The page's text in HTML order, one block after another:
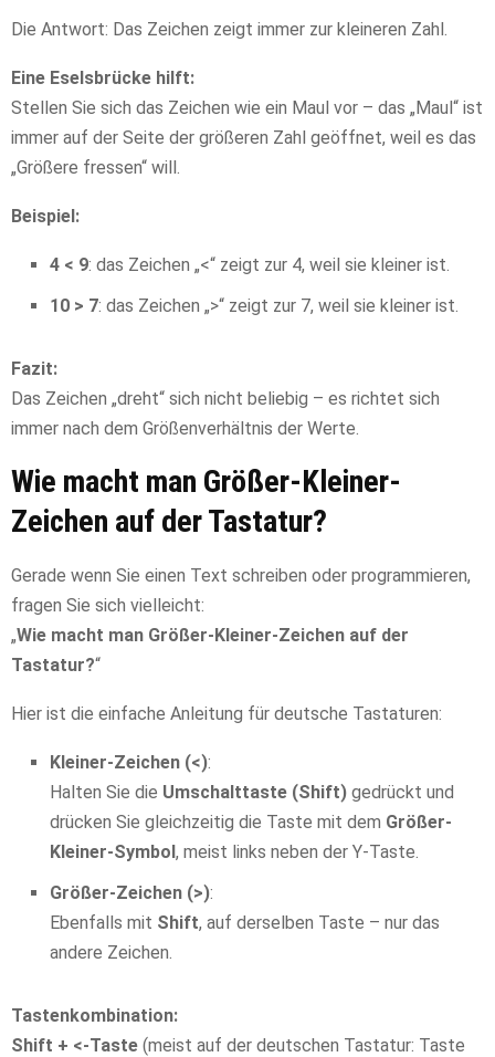
Die Antwort: Das Zeichen zeigt immer zur kleineren Zahl.
Eine Eselsbrücke hilft:
Stellen Sie sich das Zeichen wie ein Maul vor – das „Maul“ ist
immer auf der Seite der größeren Zahl geöffnet, weil es das
„Größere fressen“ will.
Beispiel:
4 < 9: das Zeichen „<“ zeigt zur 4, weil sie kleiner ist.
10 > 7: das Zeichen „>“ zeigt zur 7, weil sie kleiner ist.
Fazit:
Das Zeichen „dreht“ sich nicht beliebig – es richtet sich
immer nach dem Größenverhältnis der Werte.
Wie macht man Größer-Kleiner-
Zeichen auf der Tastatur?
Gerade wenn Sie einen Text schreiben oder programmieren,
fragen Sie sich vielleicht:
„Wie macht man Größer-Kleiner-Zeichen auf der
Tastatur?“
Hier ist die einfache Anleitung für deutsche Tastaturen:
Kleiner-Zeichen (<):
Halten Sie die Umschalttaste (Shift) gedrückt und
drücken Sie gleichzeitig die Taste mit dem Größer-
Kleiner-Symbol, meist links neben der Y-Taste.
Größer-Zeichen (>):
Ebenfalls mit Shift, auf derselben Taste – nur das
andere Zeichen.
Tastenkombination:
Shift + <-Taste (meist auf der deutschen Tastatur: Taste